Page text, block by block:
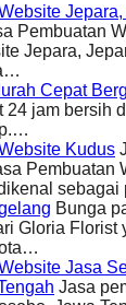
Pembuatan
Jepara,
Cepat
24 jam bersih
Kudus
Pembuatan
Bunga
Gloria Florist
Jasa
Jasa